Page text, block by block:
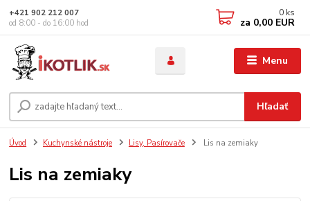
Menu
Hľadať
+421 902 212 007
od 8:00 - do 16:00 hod
0 ks
za 0,00 EUR
Úvod Kuchynské nástroje Lisy, Pasírovače Lis na zemiaky
Lis na zemiaky